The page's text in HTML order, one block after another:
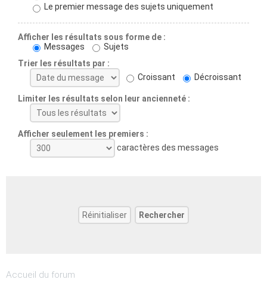
Le premier message des sujets uniquement
Afficher les résultats sous forme de :
Messages
Sujets
Trier les résultats par :
Croissant
Décroissant
Limiter les résultats selon leur ancienneté :
Afficher seulement les premiers :
caractères des messages
Accueil du forum